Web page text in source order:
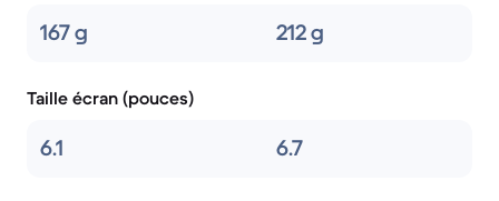
167 g 212 g
Taille écran (pouces)
6.1 6.7